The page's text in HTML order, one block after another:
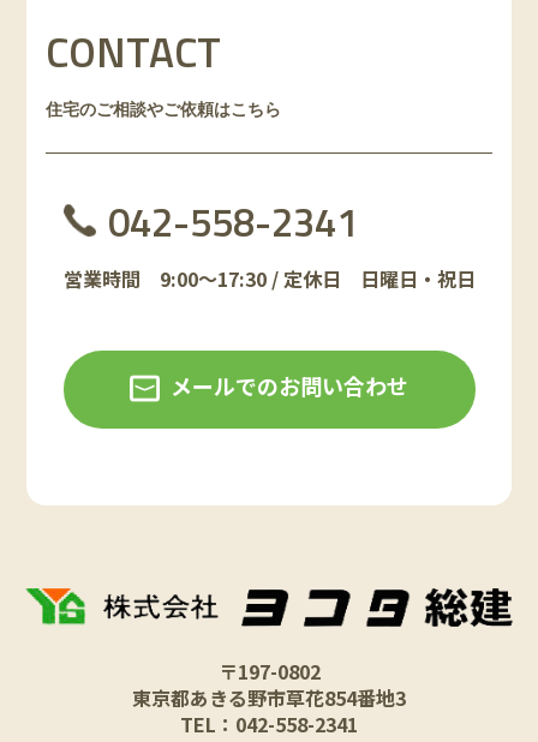
CONTACT
住宅のご相談やご依頼はこちら
042-558-2341
営業時間 9:00～17:30 / 定休日 日曜日・祝日
メールでのお問い合わせ
〒197-0802
東京都あきる野市草花854番地3
TEL：042-558-2341